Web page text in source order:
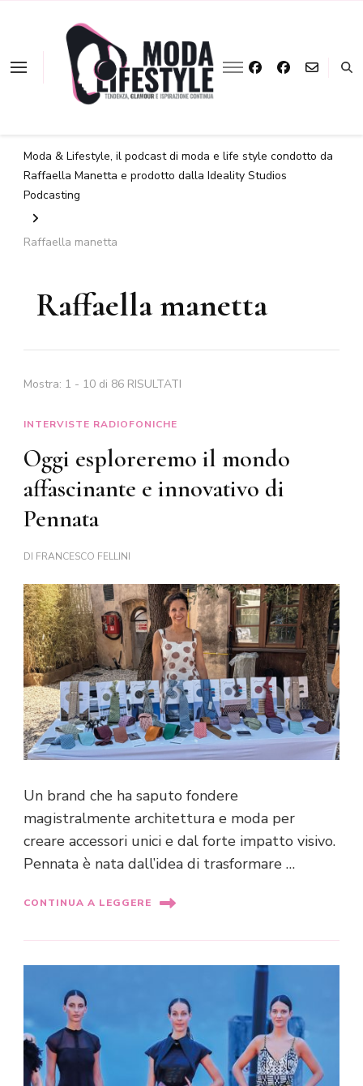
La moda a portata
Moda & Lifestyle, il podcast di moda e life style condotto da
Raffaella Manetta e prodotto dalla Ideality Studios
Podcasting
Raffaella manetta
Raffaella manetta
Mostra: 1 - 10 di 86 RISULTATI
INTERVISTE RADIOFONICHE
Oggi esploreremo il mondo
affascinante e innovativo di
Pennata
DI FRANCESCO FELLINI
Un brand che ha saputo fondere
magistralmente architettura e moda per
creare accessori unici e dal forte impatto visivo.
Pennata è nata dall’idea di trasformare …
CONTINUA A LEGGERE